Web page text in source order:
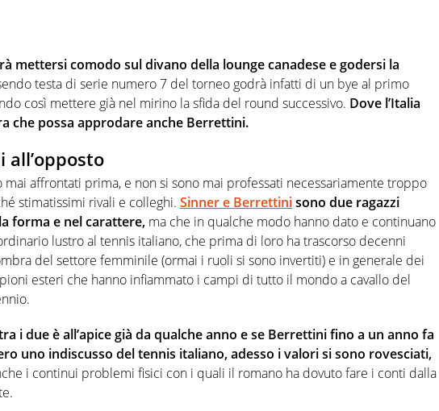
mettersi comodo sul divano della lounge canadese e godersi la
testa di serie numero 7 del torneo godrà infatti di un bye al primo
così mettere già nel mirino la sfida del round successivo. Dove l’Italia
che possa approdare anche Berrettini.
all’opposto
mai affrontati prima, e non si sono mai professati necessariamente troppo
stimatissimi rivali e colleghi. Sinner e Berrettinisono due ragazzi
forma e nel carattere, ma che in qualche modo hanno dato e continuano
lustro al tennis italiano, che prima di loro ha trascorso decenni
del settore femminile (ormai i ruoli si sono invertiti) e in generale dei
esteri che hanno infiammato i campi di tutto il mondo a cavallo del
i due è all’apice già da qualche anno e se Berrettini fino a un anno fa
uno indiscusso del tennis italiano, adesso i valori si sono rovesciati,
i continui problemi fisici con i quali il romano ha dovuto fare i conti dalla